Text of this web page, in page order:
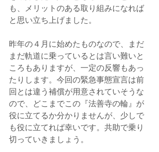
も、メリットのある取り組みになれば
と思い立ち上げました。
昨年の４月に始めたものなので、まだ
まだ軌道に乗っているとは言い難いと
ころもありますが、一定の反響もあっ
たりします。今回の緊急事態宣言は前
回とは違う補償が用意されていそうな
ので、どこまでこの『法善寺の輪』が
役に立てるか分かりませんが、少しで
も役に立てれば幸いです。共助で乗り
切っていきましょう。